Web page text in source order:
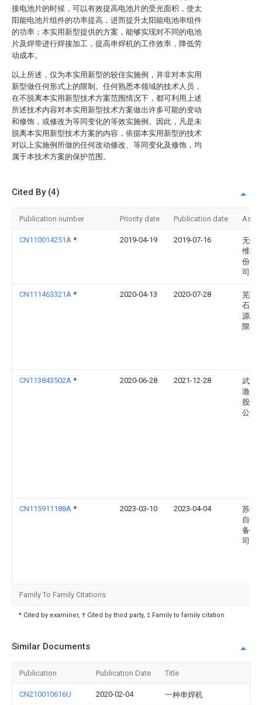
接电池片的时候，可以有效提高电池片的受光面积，使太
阳能电池片组件的功率提高，进而提升太阳能电池串组件
的功率；本实用新型提供的方案，能够实现对不同的电池
片及焊带进行焊接加工，提高串焊机的工作效率，降低劳
动成本。
以上所述，仅为本实用新型的较佳实施例，并非对本实用
新型做任何形式上的限制。任何熟悉本领域的技术人员，
在不脱离本实用新型技术方案范围情况下，都可利用上述
所述技术内容对本实用新型技术方案做出许多可能的变动
和修饰，或修改为等同变化的等效实施例。因此，凡是未
脱离本实用新型技术方案的内容，依据本实用新型的技术
对以上实施例所做的任何改动修改、等同变化及修饰，均
属于本技术方案的保护范围。
Cited By (4)
Publication number Priority date Publication date
CN110014251A * 2019-04-19 2019-07-16
无锡
维科
份有
司
CN111463321A * 2020-04-13 2020-07-28
芜湖
石磨
源科
限公
CN113843502A * 2020-06-28 2021-12-28
武汉
激光
股份
公司
CN115911188A * 2023-03-10 2023-04-04
苏州
自动
备有
司
Family To Family Citations
* Cited by examiner, † Cited by third party, ‡ Family to family citation
Similar Documents
Publication Publication Date Title
CN210010616U 2020-02-04 一种串焊机